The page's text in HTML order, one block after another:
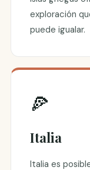
exploración
puede igualar.
🍕
Italia
Italia es